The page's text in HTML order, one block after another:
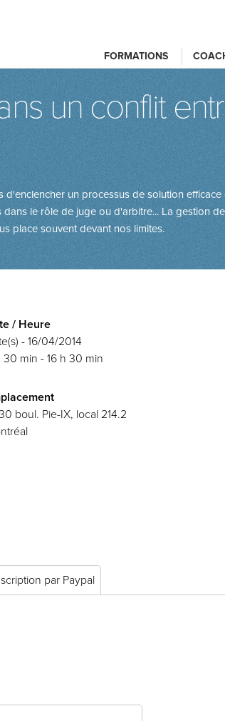
FORMATIONS
un conflit
d'enclencher un processus de solution
le rôle de juge ou d'arbitre... La gestion
place souvent devant nos limites.
/ Heure
- 16/04/2014
30 min - 16 h 30 min
boul. Pie-IX, local 214.2
par Paypal